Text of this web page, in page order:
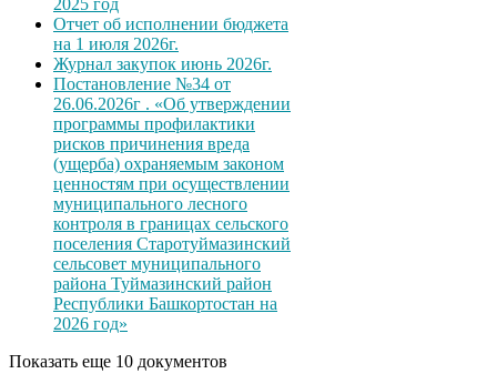
Отчет об исполнении бюджета
на 1 июля 2026г.
Журнал закупок июнь 2026г.
Постановление №34 от
26.06.2026г . «Об утверждении
программы профилактики
рисков причинения вреда
(ущерба) охраняемым законом
ценностям при осуществлении
муниципального лесного
контроля в границах сельского
поселения Старотуймазинский
сельсовет муниципального
района Туймазинский район
Республики Башкортостан на
2026 год»
Показать еще 10 документов